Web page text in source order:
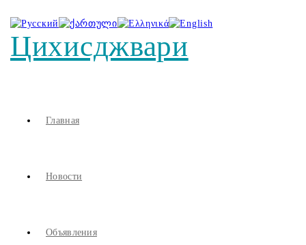
Цихисджвари
Главная
Новости
Объявления